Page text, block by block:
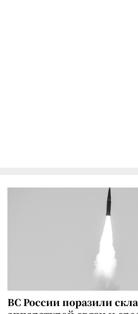
ВС России поразили